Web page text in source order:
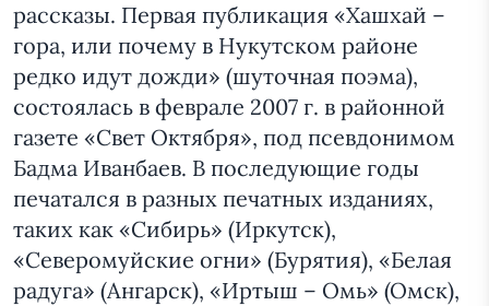
рассказы. Первая публикация «Хашхай –
гора, или почему в Нукутском районе
редко идут дожди» (шуточная поэма),
состоялась в феврале 2007 г. в районной
газете «Свет Октября», под псевдонимом
Бадма Иванбаев. В последующие годы
печатался в разных печатных изданиях,
таких как «Сибирь» (Иркутск),
«Северомуйские огни» (Бурятия), «Белая
радуга» (Ангарск), «Иртыш – Омь» (Омск),